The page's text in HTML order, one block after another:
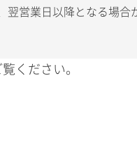
翌営業日以降となる場合
ください。